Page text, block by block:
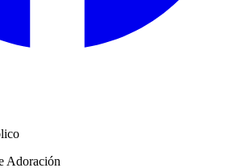
Adoración